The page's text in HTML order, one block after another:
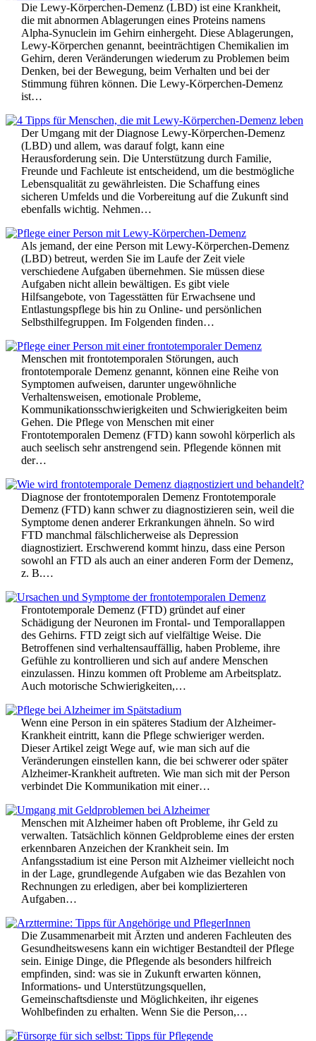
Die Lewy-Körperchen-Demenz (LBD) ist eine Krankheit,
die mit abnormen Ablagerungen eines Proteins namens
Alpha-Synuclein im Gehirn einhergeht. Diese Ablagerungen,
Lewy-Körperchen genannt, beeinträchtigen Chemikalien im
Gehirn, deren Veränderungen wiederum zu Problemen beim
Denken, bei der Bewegung, beim Verhalten und bei der
Stimmung führen können. Die Lewy-Körperchen-Demenz
ist…
Der Umgang mit der Diagnose Lewy-Körperchen-Demenz
(LBD) und allem, was darauf folgt, kann eine
Herausforderung sein. Die Unterstützung durch Familie,
Freunde und Fachleute ist entscheidend, um die bestmögliche
Lebensqualität zu gewährleisten. Die Schaffung eines
sicheren Umfelds und die Vorbereitung auf die Zukunft sind
ebenfalls wichtig. Nehmen…
Als jemand, der eine Person mit Lewy-Körperchen-Demenz
(LBD) betreut, werden Sie im Laufe der Zeit viele
verschiedene Aufgaben übernehmen. Sie müssen diese
Aufgaben nicht allein bewältigen. Es gibt viele
Hilfsangebote, von Tagesstätten für Erwachsene und
Entlastungspflege bis hin zu Online- und persönlichen
Selbsthilfegruppen. Im Folgenden finden…
Menschen mit frontotemporalen Störungen, auch
frontotemporale Demenz genannt, können eine Reihe von
Symptomen aufweisen, darunter ungewöhnliche
Verhaltensweisen, emotionale Probleme,
Kommunikationsschwierigkeiten und Schwierigkeiten beim
Gehen. Die Pflege von Menschen mit einer
Frontotemporalen Demenz (FTD) kann sowohl körperlich als
auch seelisch sehr anstrengend sein. Pflegende können mit
der…
Diagnose der frontotemporalen Demenz Frontotemporale
Demenz (FTD) kann schwer zu diagnostizieren sein, weil die
Symptome denen anderer Erkrankungen ähneln. So wird
FTD manchmal fälschlicherweise als Depression
diagnostiziert. Erschwerend kommt hinzu, dass eine Person
sowohl an FTD als auch an einer anderen Form der Demenz,
z. B.…
Frontotemporale Demenz (FTD) gründet auf einer
Schädigung der Neuronen im Frontal- und Temporallappen
des Gehirns. FTD zeigt sich auf vielfältige Weise. Die
Betroffenen sind verhaltensauffällig, haben Probleme, ihre
Gefühle zu kontrollieren und sich auf andere Menschen
einzulassen. Hinzu kommen oft Probleme am Arbeitsplatz.
Auch motorische Schwierigkeiten,…
Wenn eine Person in ein späteres Stadium der Alzheimer-
Krankheit eintritt, kann die Pflege schwieriger werden.
Dieser Artikel zeigt Wege auf, wie man sich auf die
Veränderungen einstellen kann, die bei schwerer oder später
Alzheimer-Krankheit auftreten. Wie man sich mit der Person
verbindet Die Kommunikation mit einer…
Menschen mit Alzheimer haben oft Probleme, ihr Geld zu
verwalten. Tatsächlich können Geldprobleme eines der ersten
erkennbaren Anzeichen der Krankheit sein. Im
Anfangsstadium ist eine Person mit Alzheimer vielleicht noch
in der Lage, grundlegende Aufgaben wie das Bezahlen von
Rechnungen zu erledigen, aber bei komplizierteren
Aufgaben…
Die Zusammenarbeit mit Ärzten und anderen Fachleuten des
Gesundheitswesens kann ein wichtiger Bestandteil der Pflege
sein. Einige Dinge, die Pflegende als besonders hilfreich
empfinden, sind: was sie in Zukunft erwarten können,
Informations- und Unterstützungsquellen,
Gemeinschaftsdienste und Möglichkeiten, ihr eigenes
Wohlbefinden zu erhalten. Wenn Sie die Person,…